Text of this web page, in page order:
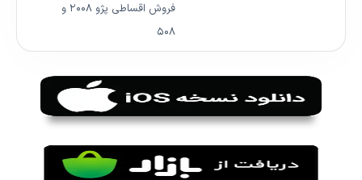
فروش اقساطی پژو ۲۰۰۸ و
۵۰۸